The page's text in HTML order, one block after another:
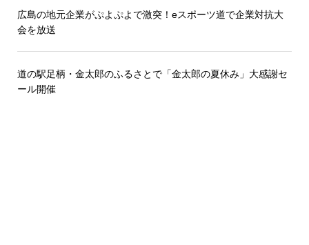
広島の地元企業がぷよぷよで激突！eスポーツ道で企業対抗大
会を放送
道の駅足柄・金太郎のふるさとで「金太郎の夏休み」大感謝セ
ール開催